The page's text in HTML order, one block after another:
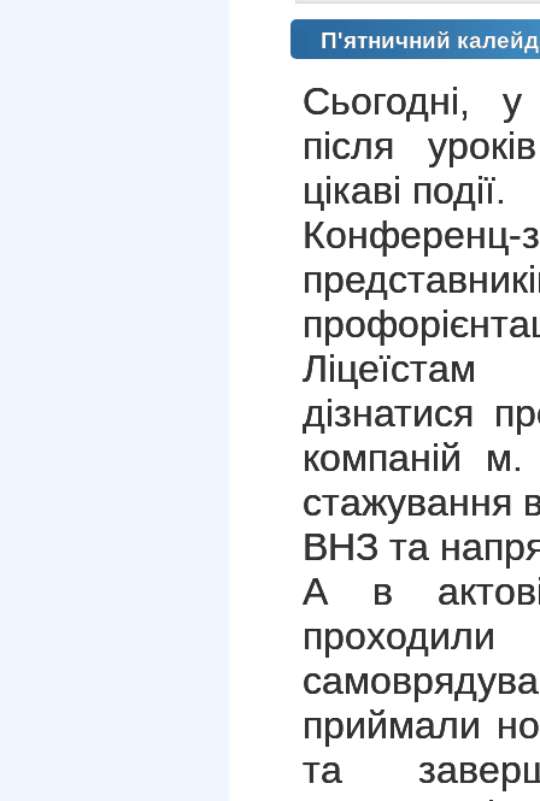
П'ятничний
Сьогодні,
після
цікаві події.
дізнатися
компаній м.
стажування
ВНЗ та
А в
приймали
та